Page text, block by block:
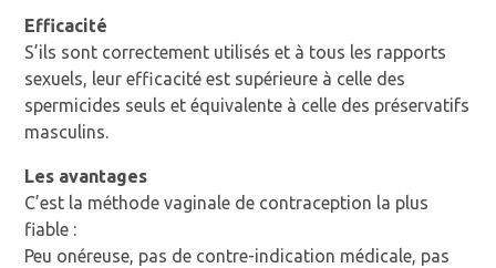
Efficacité
S’ils sont correctement utilisés et à tous les rapports
sexuels, leur efficacité est supérieure à celle des
spermicides seuls et équivalente à celle des préservatifs
masculins.
Les avantages
C’est la méthode vaginale de contraception la plus
fiable :
Peu onéreuse, pas de contre-indication médicale, pas